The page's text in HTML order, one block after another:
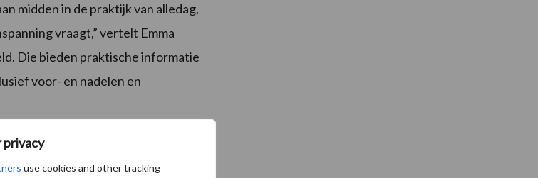
privacy
use cookies and other tracking
midden in de praktijk van alledag,
vraagt,” vertelt Emma
Die bieden praktische informatie
voor- en nadelen en
onderwijsinstellingen,
de Klimaatstresstest goed